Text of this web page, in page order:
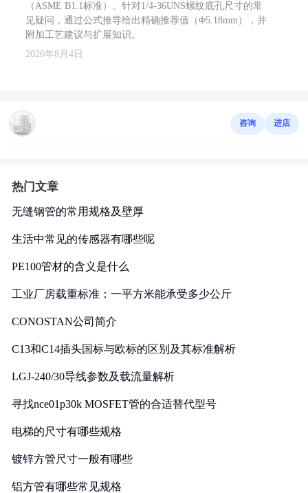
（ASME B1.1标准）。针对1/4-36UNS螺纹底孔尺寸的常
见疑问，通过公式推导给出精确推荐值（Φ5.18mm），并
附加工艺建议与扩展知识。
2026年8月4日
咨询 进店
热门文章
无缝钢管的常用规格及壁厚
生活中常见的传感器有哪些呢
PE100管材的含义是什么
工业厂房载重标准：一平方米能承受多少公斤
CONOSTAN公司简介
C13和C14插头国标与欧标的区别及其标准解析
LGJ-240/30导线参数及载流量解析
寻找nce01p30k MOSFET管的合适替代型号
电梯的尺寸有哪些规格
镀锌方管尺寸一般有哪些
铝方管有哪些常见规格